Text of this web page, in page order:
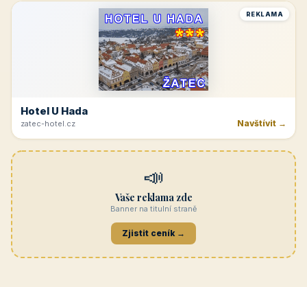
REKLAMA
Hotel U Hada
zatec-hotel.cz Navštívit →
📣
Vaše reklama zde
Banner na titulní straně
Zjistit ceník →